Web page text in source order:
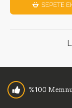
SEPETE
%100